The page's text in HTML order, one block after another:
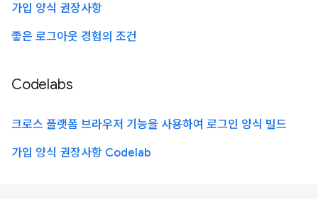
가입 양식 권장사항
좋은 로그아웃 경험의 조건
Codelabs
크로스 플랫폼 브라우저 기능을 사용하여 로그인 양식 빌드
가입 양식 권장사항 Codelab